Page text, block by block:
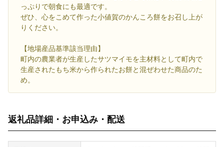
っぷりで朝食にも最適です。
ぜひ、心をこめて作った小値賀のかんころ餅をお召し上が
りください。
【地場産品基準該当理由】
町内の農業者が生産したサツマイモを主材料として町内で
生産されたもち米から作られたお餅と混ぜわせた商品のた
め。
返礼品詳細・お申込み・配送